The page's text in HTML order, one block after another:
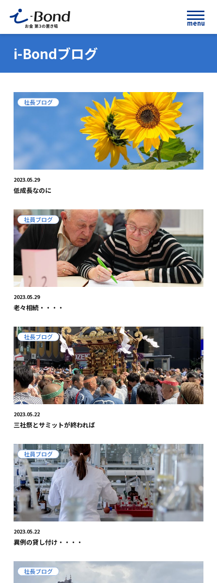
menu
i-Bondブログ
社長ブログ
2023.05.29
低成長なのに
社員ブログ
2023.05.29
老々相続・・・・
社長ブログ
2023.05.22
三社祭とサミットが終われば
社員ブログ
2023.05.22
異例の貸し付け・・・・
社長ブログ